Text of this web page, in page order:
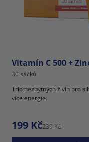
Vitamín C 500 +
30 sáčků
Trio nezbytných živin pro
více energie.
199 Kč239 Kč